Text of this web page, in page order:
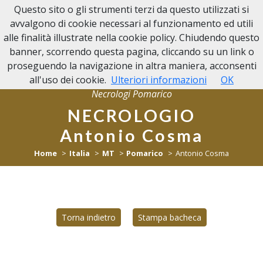
NECROLOGI POMARICO
Necrologi Pomarico
NECROLOGIO
Antonio Cosma
Home Italia MT Pomarico Antonio Cosma
Torna indietro Stampa bacheca
Questo sito o gli strumenti terzi da questo utilizzati si
avvalgono di cookie necessari al funzionamento ed utili
alle finalità illustrate nella cookie policy. Chiudendo questo
banner, scorrendo questa pagina, cliccando su un link o
proseguendo la navigazione in altra maniera, acconsenti
all'uso dei cookie. Ulteriori informazioni OK